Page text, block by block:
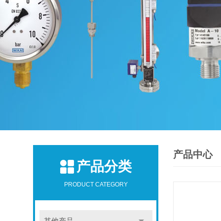
产品分类
PRODUCT CATEGORY
产品中心